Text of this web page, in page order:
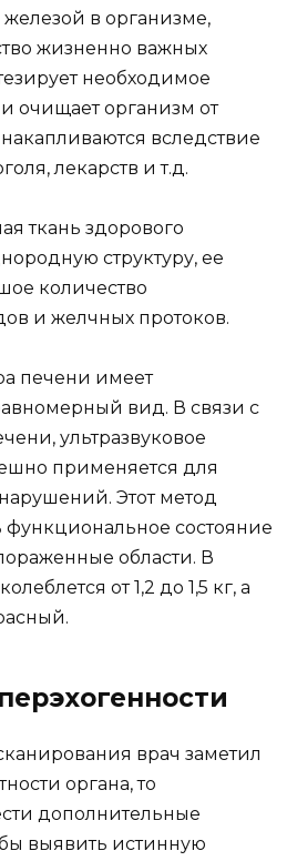
в организме,
жизненно важных
необходимое
очищает организм от
вследствие
лекарств и т.д.
ткань здорового
структуру, ее
количество
и желчных протоков.
печени имеет
вид. В связи с
ультразвуковое
применяется для
Этот метод
функциональное состояние
области. В
от 1,2 до 1,5 кг, а
врач заметил
органа, то
дополнительные
выявить истинную